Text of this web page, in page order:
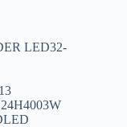
LED32-